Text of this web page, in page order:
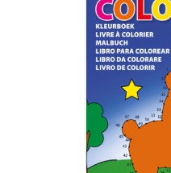
Minimale